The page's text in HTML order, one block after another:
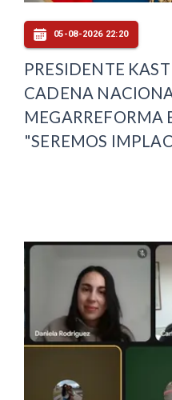
05-08-2026 22:20
PRESIDENTE
CADENA
MEGARREFORMA
"SEREMOS